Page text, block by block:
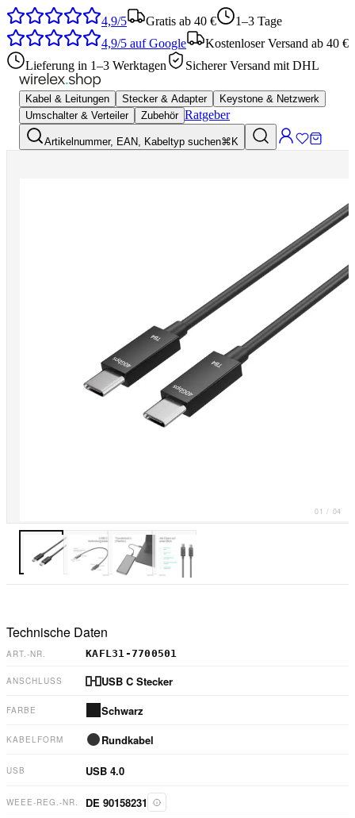
4,9/5 Gratis ab 40 €
1–3 Tage
4,9/5 auf Google
Kostenloser Versand ab 40 €
Lieferung in 1–3 Werktagen
Sicherer Versand mit DHL
Kabel & Leitungen Stecker & Adapter
Keystone & Netzwerk
Umschalter & Verteiler
Zubehör Ratgeber
Artikelnummer, EAN, Kabeltyp suchen⌘K
01 / 04
Technische Daten
ART.-NR. KAFL31-7700501
ANSCHLUSS USB C Stecker
FARBE Schwarz
KABELFORM Rundkabel
USB USB 4.0
WEEE-REG.-NR. DE 90158231